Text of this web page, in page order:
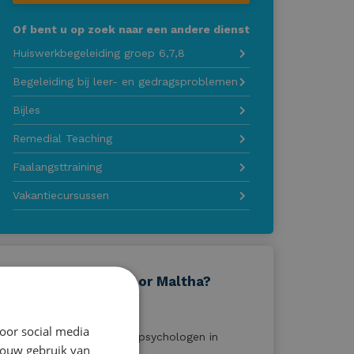
Of bent u op zoek naar een andere dienst
Huiswerkbegeleiding groep 6,7,8
Begeleiding bij leer- en gedragsproblemen
Bijles
Remedial Teaching
Faalangsttraining
Vakantiecursussen
Waarom kiezen voor Maltha?
Orthopedagogen en psychologen in
social media
gebruik van